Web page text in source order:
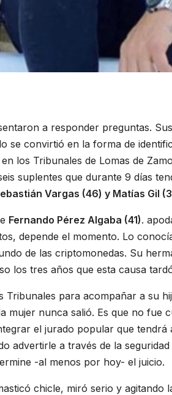
a responder preguntas.
se convirtió en la forma de
los Tribunales de Lomas de
suplentes que durante 9 días
Vargas (46) y Matías Gil
Fernando Pérez Algaba (41).
depende el momento. Lo
de las criptomonedas. Su
los tres años que esta causa
Tribunales para acompañar a su
mujer nunca salió. Es que no fue
el jurado popular que tendrá
advertirle a través de la
-al menos por hoy- el juicio.
chicle, miró serio y agitando